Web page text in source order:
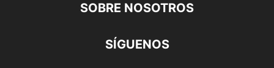
SOBRE NOSOTROS
SÍGUENOS